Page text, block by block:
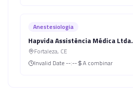
Anestesiologia
Hapvida Assistência Médica Ltda.
Fortaleza, CE
Invalid Date --:-- A combinar